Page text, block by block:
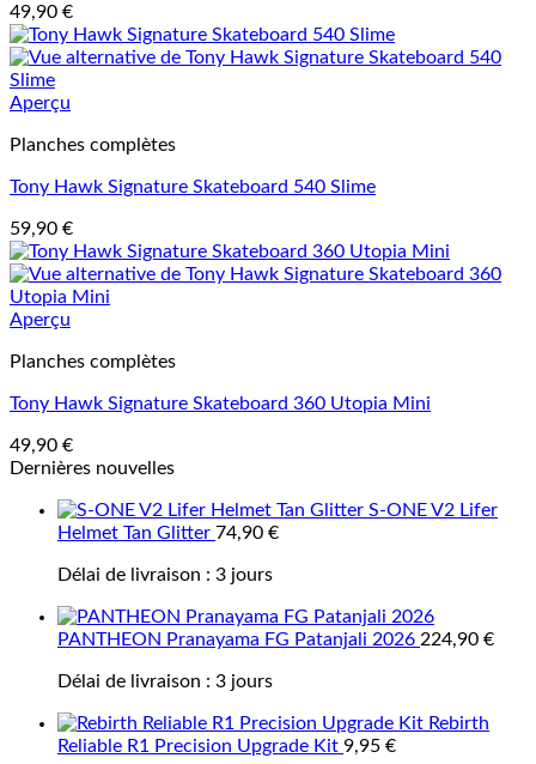
49,90 €
Aperçu
Planches complètes
Tony Hawk Signature Skateboard 540 Slime
59,90 €
Aperçu
Planches complètes
Tony Hawk Signature Skateboard 360 Utopia Mini
49,90 €
Dernières nouvelles
S-ONE V2 Lifer
Helmet Tan Glitter 74,90 €
Délai de livraison : 3 jours
PANTHEON Pranayama FG Patanjali 2026 224,90 €
Délai de livraison : 3 jours
Rebirth
Reliable R1 Precision Upgrade Kit 9,95 €